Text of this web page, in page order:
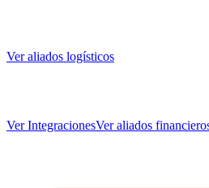
Ver aliados logísticos
Ver IntegracionesVer aliados